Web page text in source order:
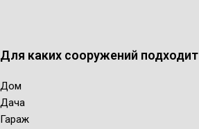
Для каких сооружений подходит
Дом
Дача
Гараж